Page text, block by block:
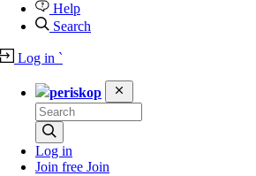
Help
Search
Log in `
periskop
Log in
Join free Join